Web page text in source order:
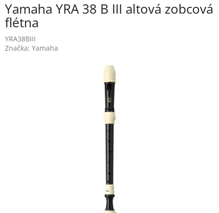
Yamaha YRA 38 B III altová zobcová
flétna
YRA38BIII
Značka: Yamaha